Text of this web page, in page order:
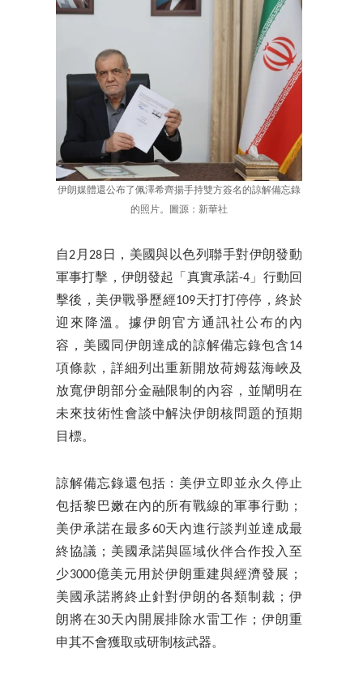
伊朗媒體還公布了佩澤希齊揚手持雙方簽名的諒解備忘錄
的照片。圖源：新華社
自2月28日，美國與以色列聯手對伊朗發動
軍事打擊，伊朗發起「真實承諾-4」行動回
擊後，美伊戰爭歷經109天打打停停，終於
迎來降溫。據伊朗官方通訊社公布的內
容，美國同伊朗達成的諒解備忘錄包含14
項條款，詳細列出重新開放荷姆茲海峽及
放寬伊朗部分金融限制的內容，並闡明在
未來技術性會談中解決伊朗核問題的預期
目標。
諒解備忘錄還包括：美伊立即並永久停止
包括黎巴嫩在內的所有戰線的軍事行動；
美伊承諾在最多60天內進行談判並達成最
終協議；美國承諾與區域伙伴合作投入至
少3000億美元用於伊朗重建與經濟發展；
美國承諾將終止針對伊朗的各類制裁；伊
朗將在30天內開展排除水雷工作；伊朗重
申其不會獲取或研制核武器。